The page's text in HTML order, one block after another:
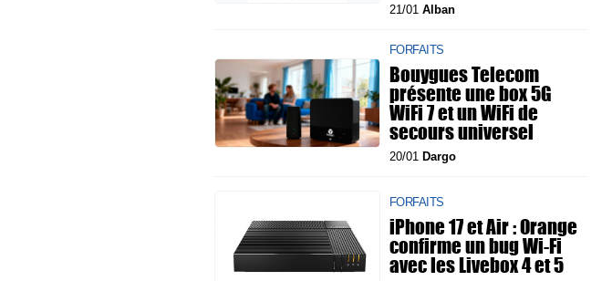
21/01 Alban
FORFAITS
Bouygues Telecom
présente une box 5G
WiFi 7 et un WiFi de
secours universel
20/01 Dargo
FORFAITS
iPhone 17 et Air : Orange
confirme un bug Wi-Fi
avec les Livebox 4 et 5